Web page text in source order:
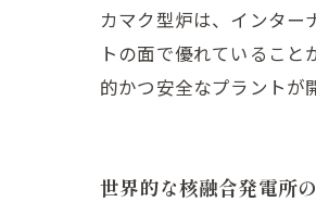
カマク型炉は、インター
トの面で優れているこ
的かつ安全なプラントが
世界的な核融合発電所